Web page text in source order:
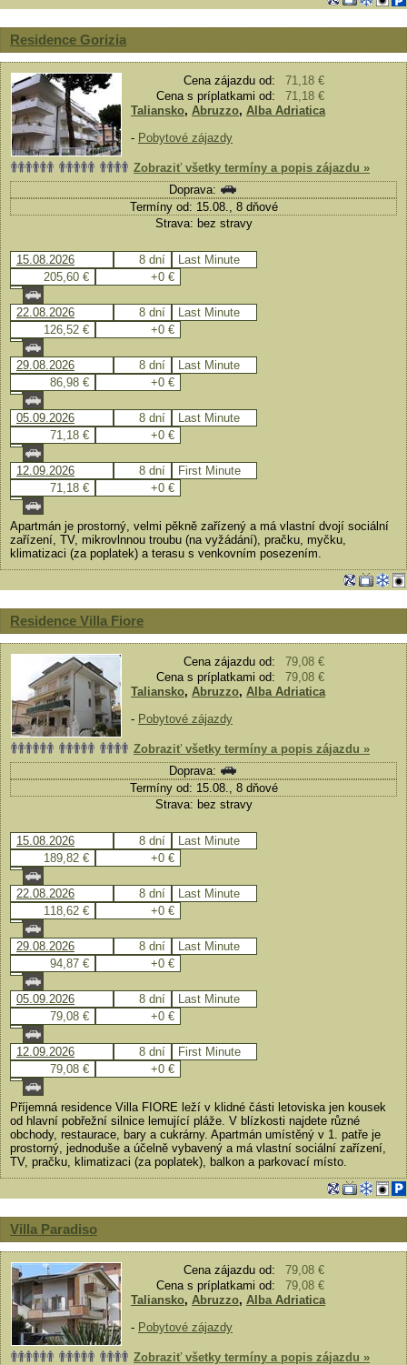
Residence Gorizia
Cena zájazdu od:
71,18 €
Cena s príplatkami od:
71,18 €
Taliansko, Abruzzo, Alba Adriatica
- Pobytové zájazdy
Zobraziť všetky termíny a popis zájazdu »
Doprava:
Termíny od: 15.08., 8 dňové
Strava: bez stravy
15.08.2026 8 dní
Last Minute
205,60 €
+0 €
22.08.2026 8 dní
Last Minute
126,52 €
+0 €
29.08.2026 8 dní
Last Minute
86,98 €
+0 €
05.09.2026 8 dní
Last Minute
71,18 €
+0 €
12.09.2026 8 dní
First Minute
71,18 €
+0 €
Apartmán je prostorný, velmi pěkně zařízený a má vlastní dvojí sociální
zařízení, TV, mikrovlnnou troubu (na vyžádání), pračku, myčku,
klimatizaci (za poplatek) a terasu s venkovním posezením.
Residence Villa Fiore
Cena zájazdu od:
79,08 €
Cena s príplatkami od:
79,08 €
Taliansko, Abruzzo, Alba Adriatica
- Pobytové zájazdy
Zobraziť všetky termíny a popis zájazdu »
Doprava:
Termíny od: 15.08., 8 dňové
Strava: bez stravy
15.08.2026 8 dní
Last Minute
189,82 €
+0 €
22.08.2026 8 dní
Last Minute
118,62 €
+0 €
29.08.2026 8 dní
Last Minute
94,87 €
+0 €
05.09.2026 8 dní
Last Minute
79,08 €
+0 €
12.09.2026 8 dní
First Minute
79,08 €
+0 €
Příjemná residence Villa FIORE leží v klidné části letoviska jen kousek
od hlavní pobřežní silnice lemující pláže. V blízkosti najdete různé
obchody, restaurace, bary a cukrárny. Apartmán umístěný v 1. patře je
prostorný, jednoduše a účelně vybavený a má vlastní sociální zařízení,
TV, pračku, klimatizaci (za poplatek), balkon a parkovací místo.
Villa Paradiso
Cena zájazdu od:
79,08 €
Cena s príplatkami od:
79,08 €
Taliansko, Abruzzo, Alba Adriatica
- Pobytové zájazdy
Zobraziť všetky termíny a popis zájazdu »